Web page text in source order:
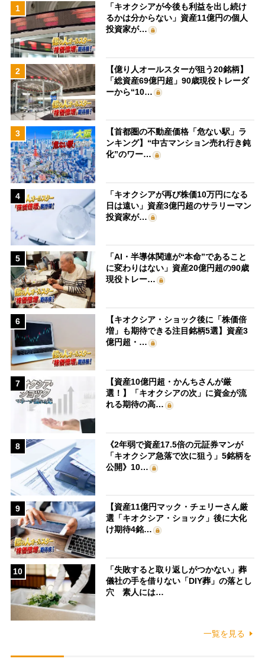
1
「キオクシアが今後も利益を出し続け
るかは分からない」資産11億円の個人
投資家が…
2
【億り人オールスターが狙う20銘柄】
「総資産69億円超」90歳現役トレーダ
ーから“10…
3
【首都圏の不動産価格「危ない駅」ラ
ンキング】“中古マンション売れ行き鈍
化”のワー…
4
「キオクシアが再び株価10万円になる
日は遠い」資産3億円超のサラリーマン
投資家が…
5
「AI・半導体関連が“本命”であること
に変わりはない」資産20億円超の90歳
現役トレー…
6
【キオクシア・ショック後に「株価倍
増」も期待できる注目銘柄5選】資産3
億円超・…
7
【資産10億円超・かんちさんが厳
選！】「キオクシアの次」に資金が流
れる期待の高…
8
《2年弱で資産17.5倍の元証券マンが
「キオクシア急落で次に狙う」5銘柄を
公開》10…
9
【資産11億円マック・チェリーさん厳
選「キオクシア・ショック」後に大化
け期待4銘…
10
「失敗すると取り返しがつかない」葬
儀社の手を借りない「DIY葬」の落とし
穴 素人には…
一覧を見る